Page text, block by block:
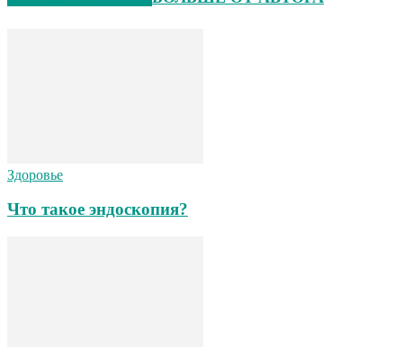
Здоровье
Что такое эндоскопия?